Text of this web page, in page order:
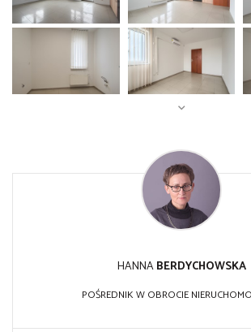
HANNABERDYCHOWSKA
POŚREDNIK W OBROCIE